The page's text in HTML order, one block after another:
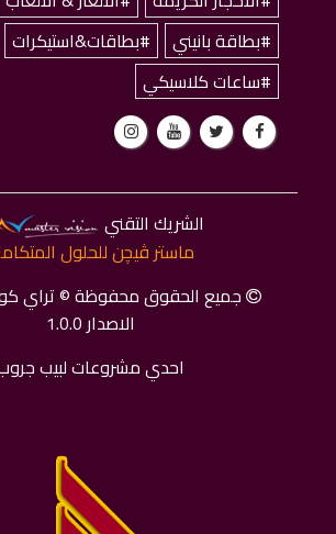
#بطاقة بانيني
#بطاقات&استيكرات
#ساعات كلاسيكي
الشريك التقني
ماستر ﭬﻴﭽﻦ للحلول
جميع الحقوق محفوظة © تراي
الاصدار 1.0.0
احدي مشروعات لبيب